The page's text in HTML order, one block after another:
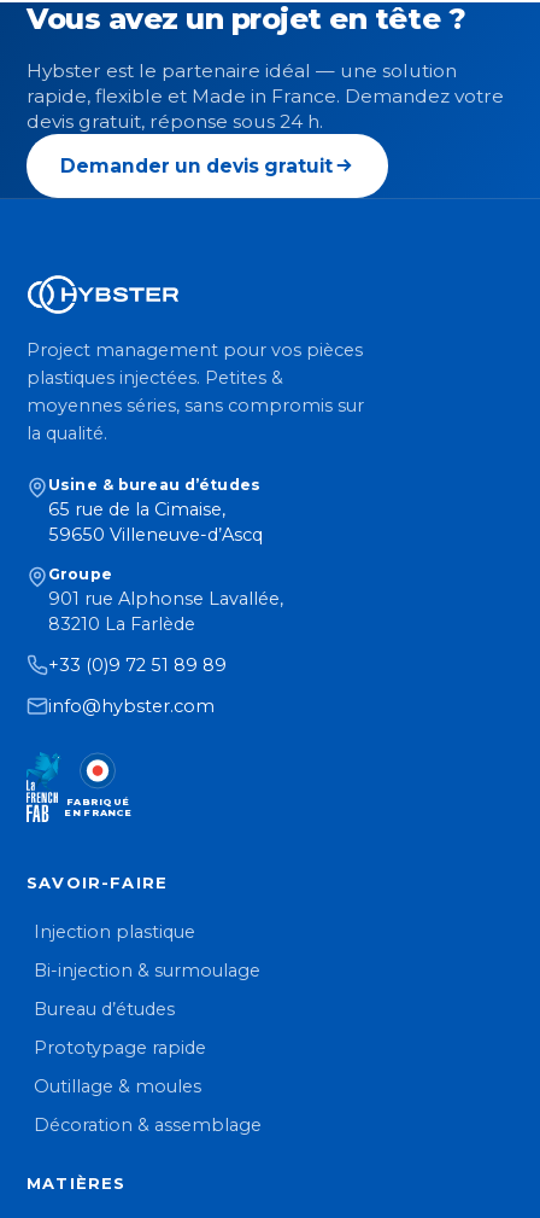
Vous avez un projet en tête ?
Hybster est le partenaire idéal — une solution
rapide, flexible et Made in France. Demandez votre
devis gratuit, réponse sous 24 h.
Demander un devis gratuit
Project management pour vos pièces
plastiques injectées. Petites &
moyennes séries, sans compromis sur
la qualité.
Usine & bureau d’études
65 rue de la Cimaise,
59650 Villeneuve-d’Ascq
Groupe
901 rue Alphonse Lavallée,
83210 La Farlède
+33 (0)9 72 51 89 89
info@hybster.com
FABRIQUÉ
EN FRANCE
SAVOIR-FAIRE
Injection plastique
Bi-injection & surmoulage
Bureau d’études
Prototypage rapide
Outillage & moules
Décoration & assemblage
MATIÈRES